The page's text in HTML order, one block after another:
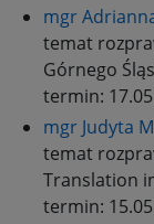
mgr
temat
Górnego
termin:
mgr Judyta
temat
Translation
termin: